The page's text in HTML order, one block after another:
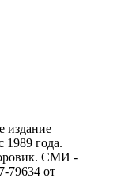
издание
1989 года.
CМИ -
79634 от